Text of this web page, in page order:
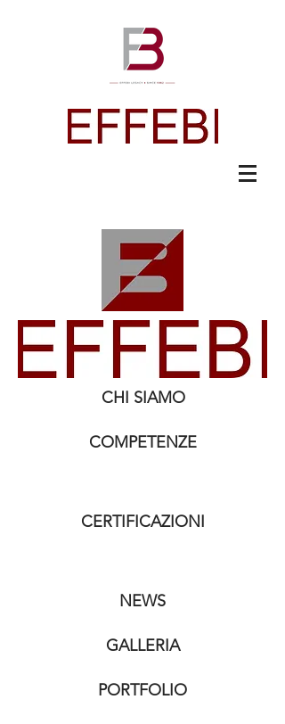
CHI SIAMO
COMPETENZE
CERTIFICAZIONI
NEWS
GALLERIA
PORTFOLIO